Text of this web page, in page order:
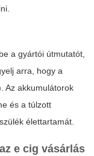
a gyártói útmutatót,
arra, hogy a
Az akkumulátorok
és a túlzott
élettartamát.
e cig vásárlás